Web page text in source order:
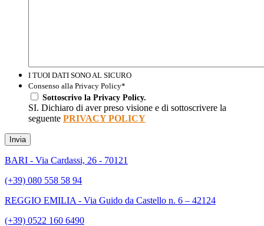
I TUOI DATI SONO AL SICURO
Consenso alla Privacy Policy*
Sottoscrivo la Privacy Policy.
SI. Dichiaro di aver preso visione e di sottoscrivere la
seguente PRIVACY POLICY
Invia
BARI - Via Cardassi, 26 - 70121
(+39) 080 558 58 94
REGGIO EMILIA - Via Guido da Castello n. 6 – 42124
(+39) 0522 160 6490